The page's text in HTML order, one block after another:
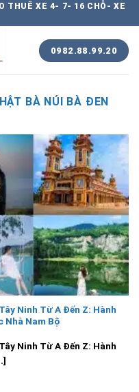
THUÊ XE 4- 7- 16 CHỖ- XE
0982.88.99.20
BÀ NÚI BÀ ĐEN
Ninh Từ A Đến Z: Hành
Nhà Nam Bộ
Ninh Từ A Đến Z: Hành